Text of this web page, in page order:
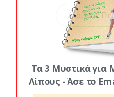
Διάβασε
Τα 3 Μυστικά για
Λίπους - Άσε το